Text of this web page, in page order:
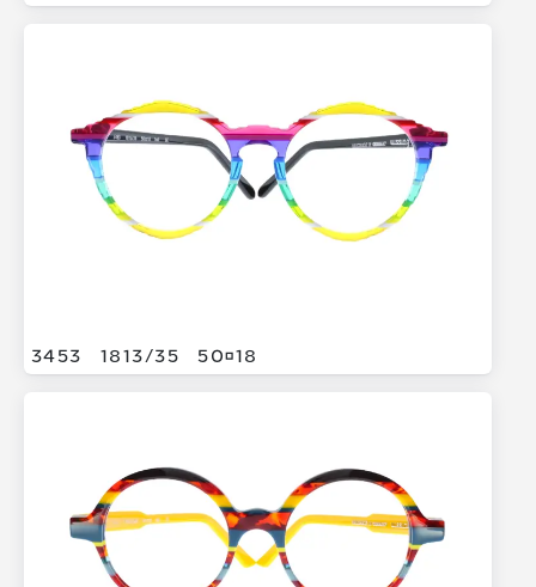
3453 1813/35 5018